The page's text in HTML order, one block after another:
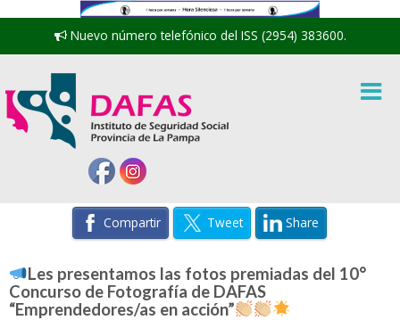
Nuevo número telefónico del ISS (2954) 383600.
Compartir Tweet Share
Les presentamos las fotos premiadas del 10°
Concurso de Fotografía de DAFAS
“Emprendedores/as en acción”